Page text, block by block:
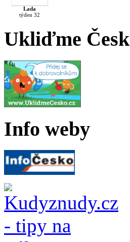
Lada
týden 32
Ukliďme
Info weby